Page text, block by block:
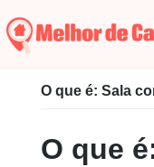
to
content
O que é: Sala
O que